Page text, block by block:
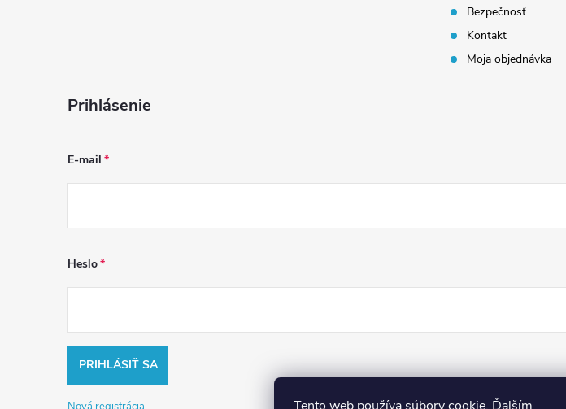
Bezpečnosť
Kontakt
Moja objednávka
Prihlásenie
E-mail
Heslo
PRIHLÁSIŤ SA